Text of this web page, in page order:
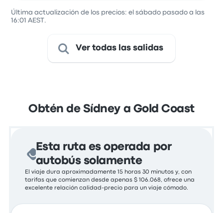
Última actualización de los precios: el sábado pasado a las
16:01 AEST.
Ver todas las salidas
Obtén de Sídney a Gold Coast
Esta ruta es operada por
autobús solamente
El viaje dura aproximadamente 15 horas 30 minutos y, con
tarifas que comienzan desde apenas $ 106.068, ofrece una
excelente relación calidad-precio para un viaje cómodo.